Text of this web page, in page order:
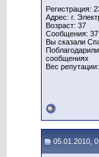
Регистрация:
Адрес: г.
Возраст: 37
Сообщения: 37
Вы сказали
сообщениях
Вес
05.01.2010,